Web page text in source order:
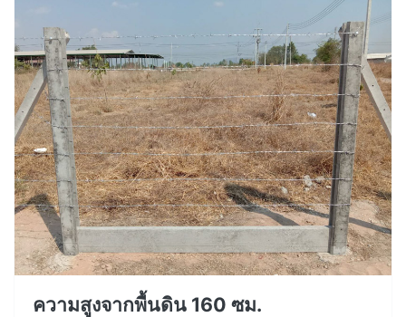
ความสูงจากพื้นดิน 160 ซม.